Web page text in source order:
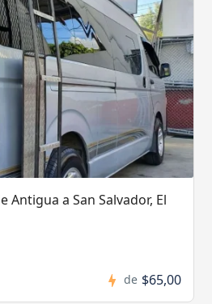
Antigua a San Salvador, El
de $65,00